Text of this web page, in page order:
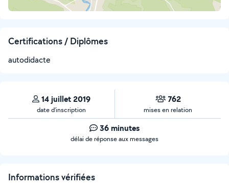
Certifications / Diplômes
autodidacte
14 juillet 2019
date d’inscription
762
mises en relation
36 minutes
délai de réponse aux messages
Informations vérifiées